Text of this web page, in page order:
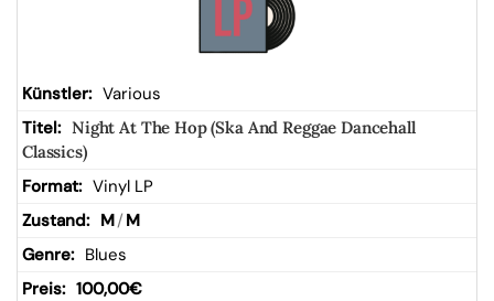
Various
Night At The Hop (Ska And Reggae Dancehall
Classics)
Vinyl LP
M/ M
Blues
100,00€